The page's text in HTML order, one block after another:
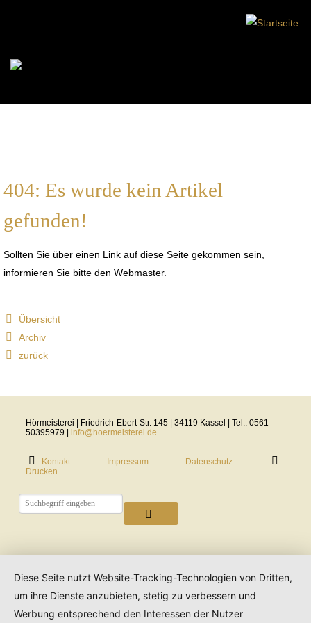
404: Es wurde kein Artikel
gefunden!
Sollten Sie über einen Link auf diese Seite gekommen sein,
informieren Sie bitte den Webmaster.
Übersicht
Archiv
zurück
Hörmeisterei | Friedrich-Ebert-Str. 145 | 34119 Kassel | Tel.: 0561
50395979 |info@hoermeisterei.de
Kontakt Impressum
Datenschutz
Drucken
Diese Seite nutzt Website-Tracking-Technologien von Dritten,
um ihre Dienste anzubieten, stetig zu verbessern und
Werbung entsprechend den Interessen der Nutzer